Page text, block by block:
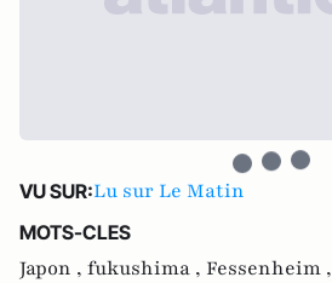
VU SUR:Lu sur Le Matin
MOTS-CLES
Japon , fukushima , Fessenheim ,